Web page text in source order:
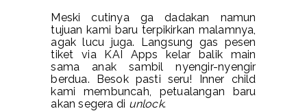
Meski cutinya ga dadakan namun
tujuan kami baru terpikirkan malamnya,
agak lucu juga. Langsung gas pesen
tiket via KAI Apps kelar balik main
sama anak sambil nyengir-nyengir
berdua. Besok pasti seru! Inner child
kami membuncah, petualangan baru
akan segera di unlock.